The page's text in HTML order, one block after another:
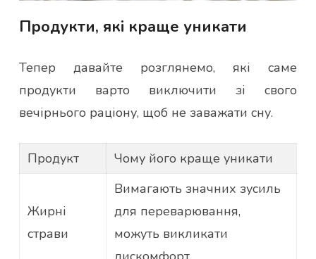
Продукти, які краще уникати
Тепер давайте розглянемо, які саме
продукти варто виключити зі свого
вечірнього раціону, щоб не заважати сну.
Продукт Чому його краще уникати
Жирні
страви
Вимагають значних зусиль
для переварювання,
можуть викликати